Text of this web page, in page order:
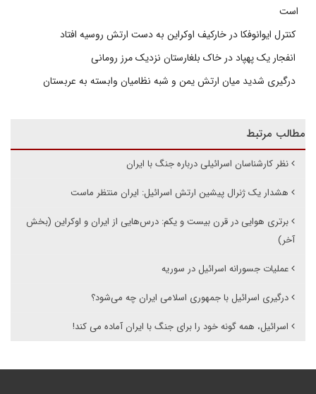
است
کنترل ایوانوفکا در خارکیف اوکراین به دست ارتش روسیه افتاد
انفجار یک پهپاد در خاک بلغارستان نزدیک مرز رومانی
درگیری شدید میان ارتش یمن و شبه نظامیان وابسته به عربستان
مطالب مرتبط
نظر کارشناسان اسرائیلی درباره جنگ با ایران
هشدار یک ژنرال پیشین ارتش اسرائیل: ایران منتظر ماست
برتری هوایی در قرن بیست و یکم: درس‌هایی از ایران و اوکراین (بخش
آخر)
عملیات جسورانه‌ اسرائیل در سوریه
درگیری اسرائیل با جمهوری اسلامی ایران چه می‌شود؟
اسرائیل، همه گونه خود را برای جنگ با ایران آماده می کند!